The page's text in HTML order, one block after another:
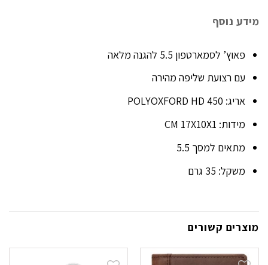
מידע נוסף
פאוץ’ לסמארטפון 5.5 להגנה מלאה
עם רצועת שליפה מהירה
אריג: 450 POLYOXFORD HD
מידות: CM 17X10X1
מתאים למסך 5.5
משקל: 35 גרם
מוצרים קשורים